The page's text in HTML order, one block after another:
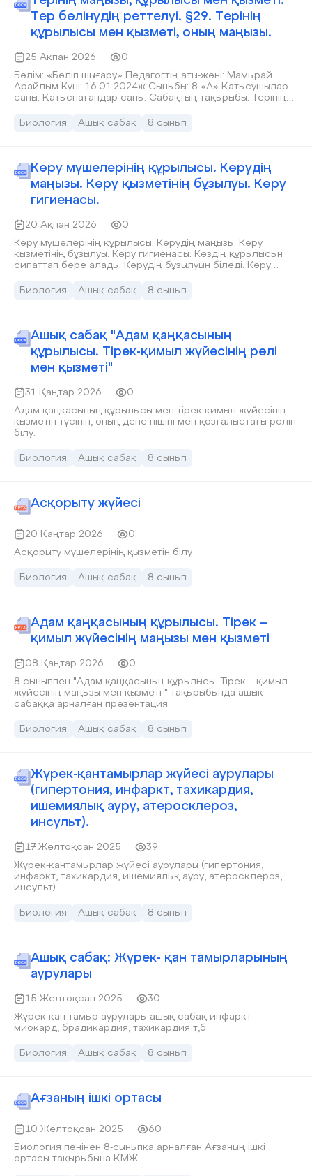
Тер бөлінудің реттелуі. §29. Терінің
құрылысы мен қызметі, оның маңызы.
25 Ақпан 2026
0
Бөлім: «Бөліп шығару» Педагогтің аты-жөні: Мамырай
Арайлым Күні: 16.01.2024ж Сыныбы: 8 «А» Қатысушылар
саны: Қатыспағандар саны: Сабақтың тақырыбы: Терінің
§29. Терінің құрылысы мен қызметі, оның маңызы. Оқу
шығарудағы маңызын сипаттау. Барлық оқушылар: Кейбір
оқушылар: Көпшілік оқушылар: Сабақтың барысы: Сабақ
кезеңі/Уақыты Педагогтің іс-әрекеті Оқушының іс-әрекеті
Бағалау Ресурстар Сабақтың басы Қызығушылықты ояту
түгендеу. Психологиялық жағымды ахуал туғызу үшін
«Гүлмен тілек » әдісін пайдаланып, оқушылар бір- бірінен
көңіл-күйлерін сұрау арқылы психологиялық ахуал
туғызады. 3-топқа бөлу. 1-Эпидермис 2-Дерма 3-
гиподерма Үй жұмысын «Көгершінн
Биология Ашық сабақ 8 сынып
Көру мүшелерінің құрылысы. Көрудің
маңызы. Көру қызметінің бұзылуы. Көру
гигиенасы.
20 Ақпан 2026
0
Көру мүшелерінің құрылысы. Көрудің маңызы. Көру
қызметінің бұзылуы. Көру гигиенасы. Көздің құрылысын
сипаттап бере алады. Көрудің бұзылуын біледі. Көру
Биология
Ашық сабақ 8 сынып
Ашық сабақ "Адам қаңқасының
құрылысы. Тірек-қимыл жүйесінің рөлі
мен қызметі"
31 Қаңтар 2026
0
Адам қаңқасының құрылысы мен тірек-қимыл жүйесінің
қызметін түсініп, оның дене пішіні мен қозғалыстағы рөлін
білу.
Биология Ашық сабақ 8 сынып
Асқорыту жүйесі
20 Қаңтар 2026
0
Асқорыту мүшелерінің қызметін білу
Биология Ашық сабақ 8 сынып
Адам қаңқасының құрылысы. Тірек –
қимыл жүйесінің маңызы мен қызметі
08 Қаңтар 2026
0
8 сыныппен "Адам қаңқасының құрылысы. Тірек – қимыл
жүйесінің маңызы мен қызметі " тақырыбында ашық
сабаққа арналған презентация
Биология Ашық сабақ 8 сынып
Жүрек-қантамырлар жүйесі аурулары
(гипертония, инфаркт, тахикардия,
ишемиялық ауру, атеросклероз,
инсульт).
17 Желтоқсан 2025
39
Жүрек-қантамырлар жүйесі аурулары (гипертония,
инфаркт, тахикардия, ишемиялық ауру, атеросклероз,
инсульт).
Биология Ашық сабақ 8 сынып
Ашық сабақ: Жүрек- қан тамырларының
аурулары
15 Желтоқсан 2025
30
Жүрек-қан тамыр аурулары ашық сабақ инфаркт
миокард, брадикардия, тахикардия т,б
Биология Ашық сабақ 8 сынып
Ағзаның ішкі ортасы
10 Желтоқсан 2025
60
Биология пәнінен 8-сыныпқа арналған Ағзаның ішкі
ортасы тақырыбына ҚМЖ